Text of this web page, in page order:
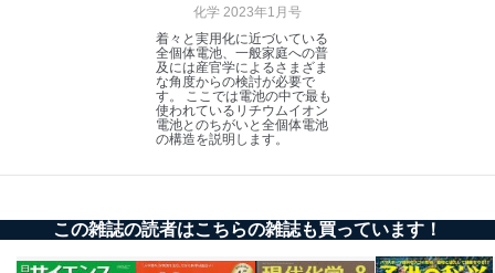
鎖状-環状高分子トポロジー変換／非晶質の配位高分子／ペロブスカイト
太陽電池のための有機半導体材料／ニトロ化反応の酵素学
化学 2023年1月号
着々と実用化に近づいている
全個体電池、一般家庭への普
及には産官学によるさまざま
な角度からの検討が必要で
す。 ここでは電池の中で最も
使われているリチウムイオン
電池とのちがいと全個体電池
の構造を説明します。
この雑誌の読者はこちらの雑誌も買っています！